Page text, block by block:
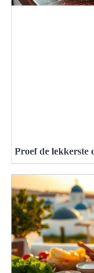
Proef de lekkerste